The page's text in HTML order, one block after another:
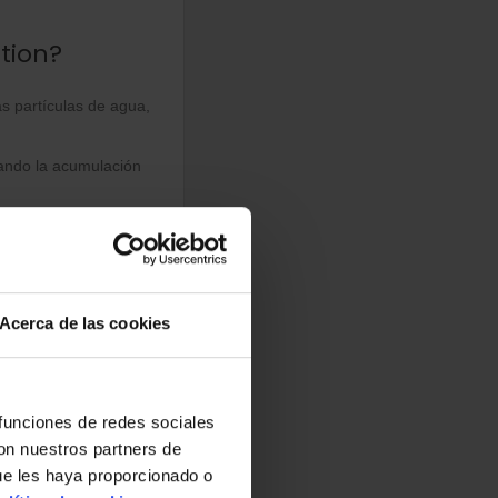
Acerca de las cookies
de redes sociales
nuestros partners de
les haya proporcionado o
el encrespamiento,
partículas de agua,
la acumulación
textura sedosa.
de secado,